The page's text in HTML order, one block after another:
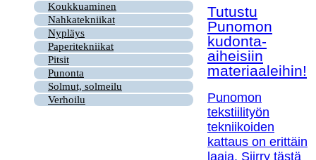
Koukkuaminen
Nahkatekniikat
Nypläys
Paperitekniikat
Pitsit
Punonta
Solmut, solmeilu
Verhoilu
Tutustu
Punomon
kudonta-
aiheisiin
materiaaleihin!
Punomon
tekstiilityön
tekniikoiden
kattaus on erittäin
laaja. Siirry tästä